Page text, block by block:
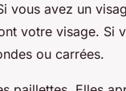
vous avez un
votre visage. Si
ou carrées.